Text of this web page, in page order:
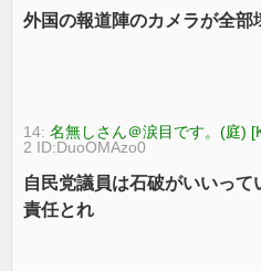
外国の報道陣のカメラが全部
14:名無しさん＠涙目です。(庭)
2 ID:DuoOMAzo0
自民党議員は石破がいいって
責任とれ